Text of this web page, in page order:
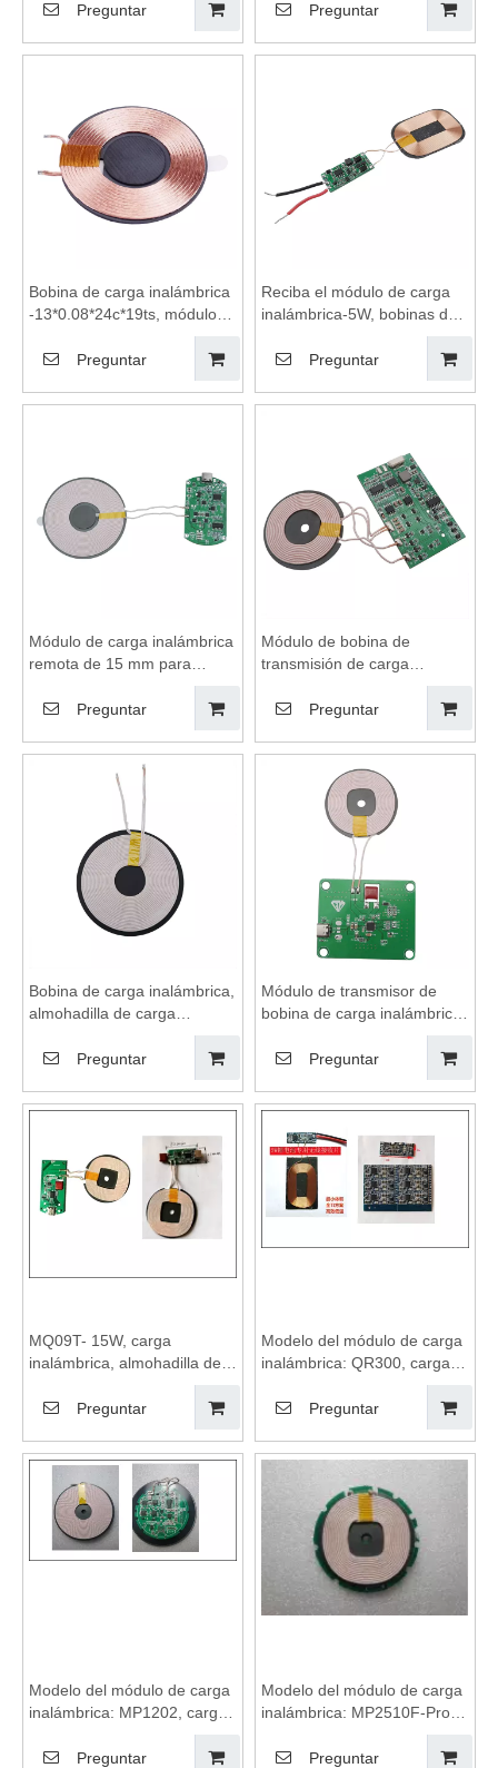
de carga inalámbrica,
inalámbrica, placa base de
Preguntar
teléfono móvil, bobina de
carga inalámbrica Qi, carga
inalámbrica, almohadilla de
módulo de carga inalámbrica
Preguntar
Bobina de carga inalámbrica
-13*0.08*24c*19ts, módulo
de carga inalámbrica, placa
base de cargador
inalámbrico, cargador de
teléfonos móviles
Preguntar
Reciba el módulo de carga
inalámbrica-5W, bobinas de
carga inalámbrica, módulo
de carga inalámbrica, placa
inalámbrico, placa de circuito
Preguntar
Módulo de carga inalámbrica
remota de 15 mm para
vehículo, carga inalámbrica,
bobinas de carga
inalámbrica, placa de circuito
de cargador inalámbrico,
placa base de cargador
Preguntar
Módulo de bobina de
transmisión de carga
inteligente, bobinas de carga
carga inalámbrica, placa
base de cargador
inalámbrico, placa de circuito
de cargador inalámbrico
Preguntar
Bobina de carga inalámbrica,
almohadilla de carga
carga inalámbrica, carga
inalámbrica adecuada para
un hogar inteligente
Preguntar
Módulo de transmisor de
bobina de carga inalámbrica
inteligente, módulo de carga
de dispositivos inalámbricos,
bobinas de carga
carga inalámbrica, placa
base de cargador
inalámbrico, jabalí
Preguntar
MQ09T- 15W, carga
inalámbrica, almohadilla de
carga inalámbrica, bobinas
de carga inalámbrica,
inalámbrica, placa base de
cargador inalámbrico
Preguntar
Modelo del módulo de carga
inalámbrica: QR300, carga
inalámbrica, almohadilla de
carga inalámbrica, bobinas
módulo de carga
cargador inalámbrico
Preguntar
Modelo del módulo de carga
inalámbrica: MP1202, carga
inalámbrica, almohadilla de
carga inalámbrica, bobinas
Preguntar
Modelo del módulo de carga
inalámbrica: MP2510F-Pro,
almohadilla de carga
Preguntar